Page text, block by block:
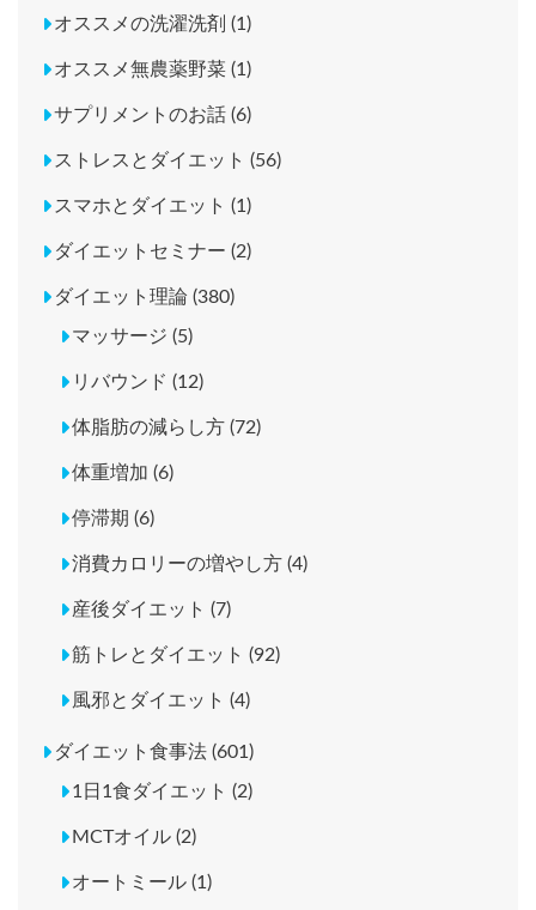
オススメの洗濯洗剤 (1)
オススメ無農薬野菜 (1)
サプリメントのお話 (6)
ストレスとダイエット (56)
スマホとダイエット (1)
ダイエットセミナー (2)
ダイエット理論 (380)
マッサージ (5)
リバウンド (12)
体脂肪の減らし方 (72)
体重増加 (6)
停滞期 (6)
消費カロリーの増やし方 (4)
産後ダイエット (7)
筋トレとダイエット (92)
風邪とダイエット (4)
ダイエット食事法 (601)
1日1食ダイエット (2)
MCTオイル (2)
オートミール (1)